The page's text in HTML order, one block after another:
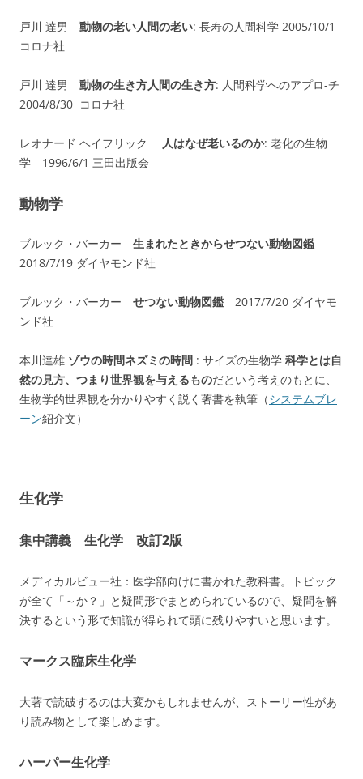
戸川 達男 動物の老い人間の老い: 長寿の人間科学 2005/10/1
コロナ社
戸川 達男 動物の生き方人間の生き方: 人間科学へのアプロ-チ
2004/8/30 コロナ社
レオナード ヘイフリック ‎ 人はなぜ老いるのか: 老化の生物
学 1996/6/1 三田出版会
動物学
ブルック・バーカー 生まれたときからせつない動物図鑑
2018/7/19 ダイヤモンド社
ブルック・バーカー せつない動物図鑑 2017/7/20 ダイヤモ
ンド社
本川達雄 ゾウの時間ネズミの時間 : サイズの生物学 科学とは自
然の見方、つまり世界観を与えるものだという考えのもとに、
生物学的世界観を分かりやすく説く著書を執筆（システムブレ
ーン紹介文）
生化学
集中講義 生化学 改訂2版
メディカルビュー社：医学部向けに書かれた教科書。トピック
が全て「～か？」と疑問形でまとめられているので、疑問を解
決するという形で知識が得られて頭に残りやすいと思います。
マークス臨床生化学
大著で読破するのは大変かもしれませんが、ストーリー性があ
り読み物として楽しめます。
ハーパー生化学